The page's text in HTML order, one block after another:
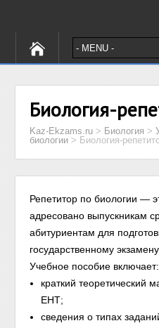
Биология-
Kaz-Ekzams.ru > Биология >
биологии > Биология-
Репетитор по биологии —
адресовано выпускникам
абитуриентам для
государственному
Учебное пособие включает:
краткий теоретический
ЕНТ;
сведения о типах